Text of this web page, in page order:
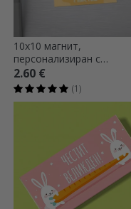
10x10 магнит,
персонализиран с
фотография и
послание
2.60 €
(1)